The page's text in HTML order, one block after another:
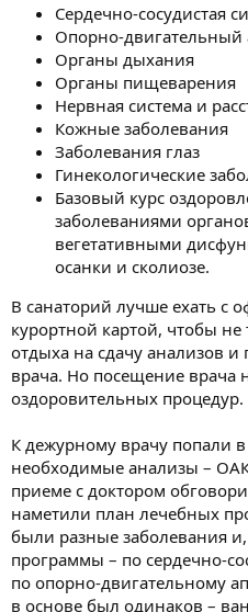
Сердечно-сосудистая
Опорно-двигательный
Органы дыхания
Органы пищеварения
Нервная система и
Кожные заболевания
Заболевания глаз
Гинекологические
Базовый курс
заболеваниями
вегетативными
осанки и сколиозе.
В санаторий лучше ехать с
курортной картой, чтобы
отдыха на сдачу анализов
врача. Но посещение врача
оздоровительных процедур.
К дежурному врачу попали в
необходимые анализы –
приеме с доктором
наметили план лечебных
были разные заболевания
программы – по сердечно-
по опорно-двигательному
в основе был одинаков –